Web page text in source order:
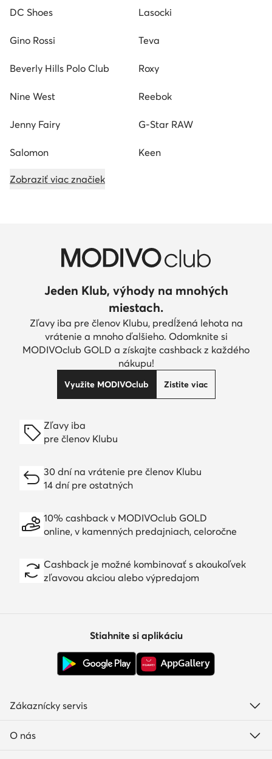
DC Shoes Lasocki
Gino Rossi Teva
Beverly Hills Polo Club Roxy
Nine West Reebok
Jenny Fairy G-Star RAW
Salomon Keen
Zobraziť viac značiek
Jeden Klub, výhody na mnohých
miestach.
Zľavy iba pre členov Klubu, predĺžená lehota na
vrátenie a mnoho ďalšieho. Odomknite si
MODIVOclub GOLD a získajte cashback z každého
nákupu!
Využite MODIVOclub Zistite viac
Zľavy iba
pre členov Klubu
30 dní na vrátenie pre členov Klubu
14 dní pre ostatných
10% cashback v MODIVOclub GOLD
online, v kamenných predajniach, celoročne
Cashback je možné kombinovať s akoukoľvek
zľavovou akciou alebo výpredajom
Stiahnite si aplikáciu
Zákaznícky servis
O nás